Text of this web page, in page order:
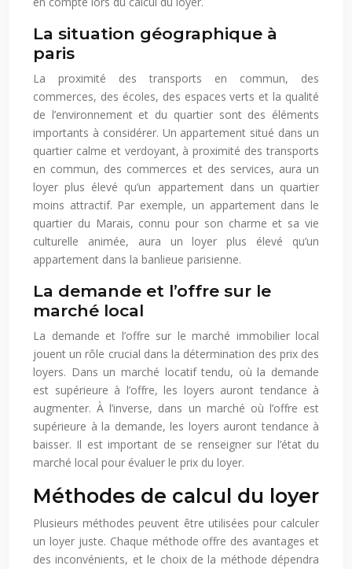
La situation géographique à
paris
La proximité des transports en commun, des
commerces, des écoles, des espaces verts et la qualité
de l’environnement et du quartier sont des éléments
importants à considérer. Un appartement situé dans un
quartier calme et verdoyant, à proximité des transports
en commun, des commerces et des services, aura un
loyer plus élevé qu’un appartement dans un quartier
moins attractif. Par exemple, un appartement dans le
quartier du Marais, connu pour son charme et sa vie
culturelle animée, aura un loyer plus élevé qu’un
appartement dans la banlieue parisienne.
La demande et l’offre sur le
marché local
La demande et l’offre sur le marché immobilier local
jouent un rôle crucial dans la détermination des prix des
loyers. Dans un marché locatif tendu, où la demande
est supérieure à l’offre, les loyers auront tendance à
augmenter. À l’inverse, dans un marché où l’offre est
supérieure à la demande, les loyers auront tendance à
baisser. Il est important de se renseigner sur l’état du
marché local pour évaluer le prix du loyer.
Méthodes de calcul du loyer
Plusieurs méthodes peuvent être utilisées pour calculer
un loyer juste. Chaque méthode offre des avantages et
des inconvénients, et le choix de la méthode dépendra